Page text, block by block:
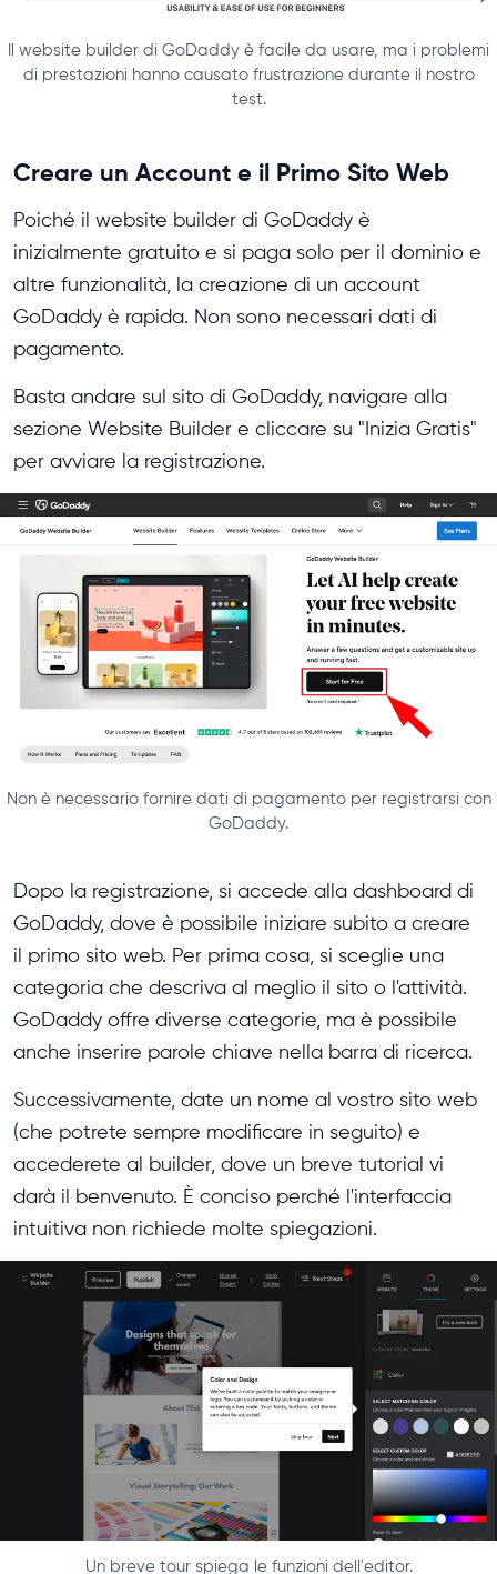
Il website builder di GoDaddy è facile da usare, ma i problemi
di prestazioni hanno causato frustrazione durante il nostro
test.
Creare un Account e il Primo Sito Web
Poiché il website builder di GoDaddy è
inizialmente gratuito e si paga solo per il dominio e
altre funzionalità, la creazione di un account
GoDaddy è rapida. Non sono necessari dati di
pagamento.
Basta andare sul sito di GoDaddy, navigare alla
sezione Website Builder e cliccare su "Inizia Gratis"
per avviare la registrazione.
Non è necessario fornire dati di pagamento per registrarsi con
GoDaddy.
Dopo la registrazione, si accede alla dashboard di
GoDaddy, dove è possibile iniziare subito a creare
il primo sito web. Per prima cosa, si sceglie una
categoria che descriva al meglio il sito o l'attività.
GoDaddy offre diverse categorie, ma è possibile
anche inserire parole chiave nella barra di ricerca.
Successivamente, date un nome al vostro sito web
(che potrete sempre modificare in seguito) e
accederete al builder, dove un breve tutorial vi
darà il benvenuto. È conciso perché l'interfaccia
intuitiva non richiede molte spiegazioni.
Un breve tour spiega le funzioni dell'editor.